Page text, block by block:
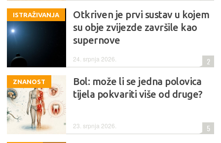
ISTRAŽIVANJA
Otkriven je prvi sustav u kojem
su obje zvijezde završile kao
supernove
24. srpnja 2026. 2
ZNANOST
Bol: može li se jedna polovica
tijela pokvariti više od druge?
23. srpnja 2026. 5